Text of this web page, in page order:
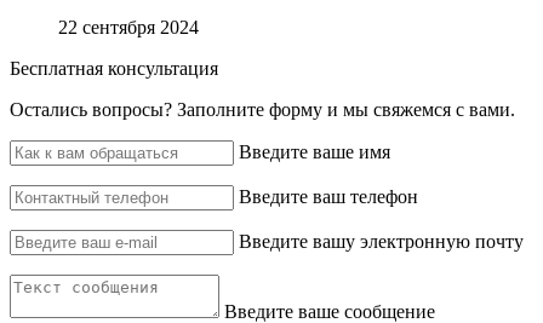
22 сентября 2024
Бесплатная консультация
Остались вопросы? ‌Заполните форму и мы свяжемся с вами.
Введите ваше имя
Введите ваш телефон
Введите вашу электронную почту
Введите ваше сообщение